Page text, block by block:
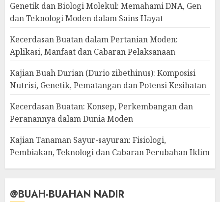
Genetik dan Biologi Molekul: Memahami DNA, Gen
dan Teknologi Moden dalam Sains Hayat
Kecerdasan Buatan dalam Pertanian Moden:
Aplikasi, Manfaat dan Cabaran Pelaksanaan
Kajian Buah Durian (Durio zibethinus): Komposisi
Nutrisi, Genetik, Pematangan dan Potensi Kesihatan
Kecerdasan Buatan: Konsep, Perkembangan dan
Peranannya dalam Dunia Moden
Kajian Tanaman Sayur-sayuran: Fisiologi,
Pembiakan, Teknologi dan Cabaran Perubahan Iklim
@BUAH-BUAHAN NADIR